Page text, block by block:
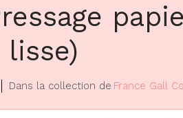
lisse)
Dans la collection de France Gall